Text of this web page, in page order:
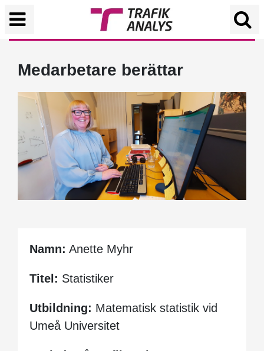
Medarbetare berättar
Namn: Anette Myhr
Titel: Statistiker
Utbildning: Matematisk statistik vid
Umeå Universitet